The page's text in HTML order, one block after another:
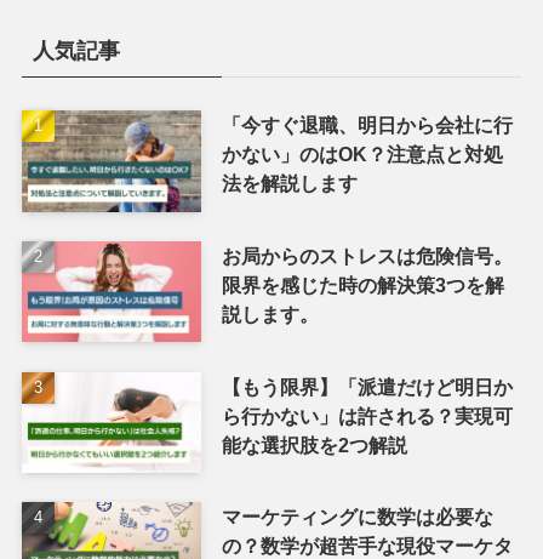
人気記事
「今すぐ退職、明日から会社に行
かない」のはOK？注意点と対処
法を解説します
お局からのストレスは危険信号。
限界を感じた時の解決策3つを解
説します。
【もう限界】「派遣だけど明日か
ら行かない」は許される？実現可
能な選択肢を2つ解説
マーケティングに数学は必要な
の？数学が超苦手な現役マーケタ